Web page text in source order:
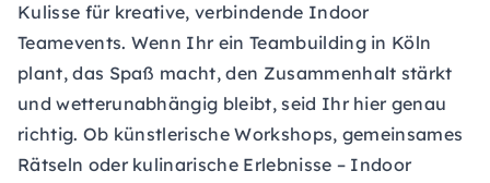
Kulisse für kreative, verbindende Indoor
Teamevents. Wenn Ihr ein Teambuilding in Köln
plant, das Spaß macht, den Zusammenhalt stärkt
und wetterunabhängig bleibt, seid Ihr hier genau
richtig. Ob künstlerische Workshops, gemeinsames
Rätseln oder kulinarische Erlebnisse – Indoor